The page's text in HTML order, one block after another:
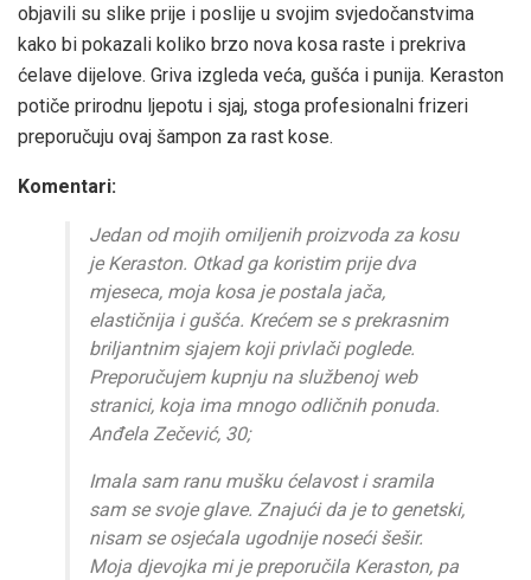
objavili su slike prije i poslije u svojim svjedočanstvima
kako bi pokazali koliko brzo nova kosa raste i prekriva
ćelave dijelove. Griva izgleda veća, gušća i punija. Keraston
potiče prirodnu ljepotu i sjaj, stoga profesionalni frizeri
preporučuju ovaj šampon za rast kose.
Komentari:
Jedan od mojih omiljenih proizvoda za kosu
je Keraston. Otkad ga koristim prije dva
mjeseca, moja kosa je postala jača,
elastičnija i gušća. Krećem se s prekrasnim
briljantnim sjajem koji privlači poglede.
Preporučujem kupnju na službenoj web
stranici, koja ima mnogo odličnih ponuda.
Anđela Zečević, 30;
Imala sam ranu mušku ćelavost i sramila
sam se svoje glave. Znajući da je to genetski,
nisam se osjećala ugodnije noseći šešir.
Moja djevojka mi je preporučila Keraston, pa